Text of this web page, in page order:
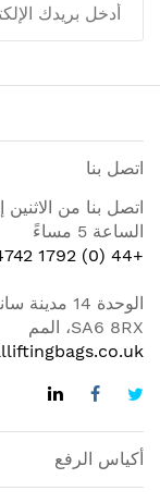
اتصل بنا
الساعة 5 مساءً
+44 (0) 1792 794742
الوحدة 14
SA6 8RX، المم
أكياس الرفع